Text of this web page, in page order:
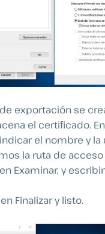
exportación se
el certificado.
el nombre y la
la ruta de
Examinar, y
Finalizar y listo.